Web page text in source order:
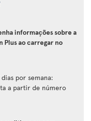
informações sobre a
ao carregar no
por semana:
a partir de número